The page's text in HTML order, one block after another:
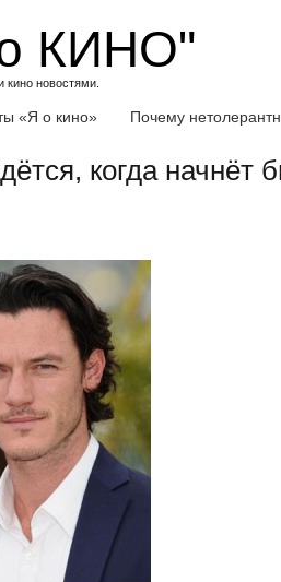
КИНО"
кино новостями.
«Я о кино» Почему
когда начнёт